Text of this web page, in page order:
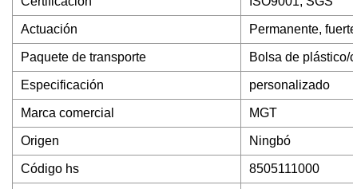
Actuación Permanente,
Paquete de transporte Bolsa de
Especificación personalizado
Marca comercial MGT
Origen Ningbó
Código hs 8505111000